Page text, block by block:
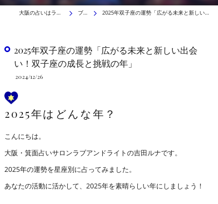
大阪の占いはラブアンドライト ブログ 2025年双子座の運勢「広がる未来と新しい出会い！双子座の成長と挑戦の年」
2025年双子座の運勢「広がる未来と新しい出会
い！双子座の成長と挑戦の年」
2024/12/26
2025年はどんな年？
こんにちは。
大阪・箕面占いサロンラブアンドライトの吉田ルナです。
2025年の運勢を星座別に占ってみました。
あなたの活動に活かして、2025年を素晴らしい年にしましょう！